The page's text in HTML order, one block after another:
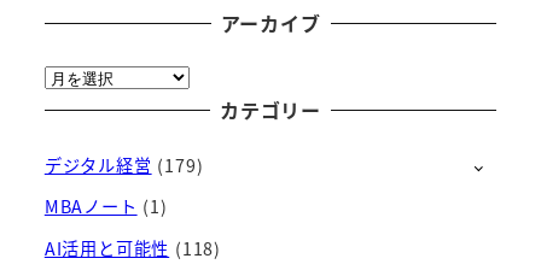
アーカイブ
ア
ー
イ
ブ
カテゴリー
デジタル経営 (179)
MBAノート (1)
AI活用と可能性 (118)